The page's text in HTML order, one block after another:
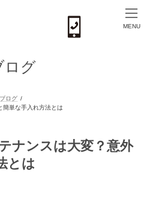
ログ
ナンスは大変？意外
とは
MENU